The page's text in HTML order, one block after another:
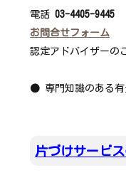
電話03-4405-9445
お問合せフォーム
認定アドバイザーの
● 専門知識のある
片づけサービ